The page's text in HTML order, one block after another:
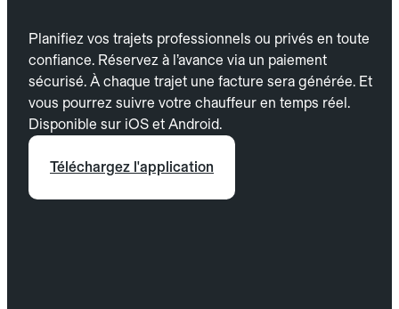
Planifiez vos trajets professionnels ou privés en toute
confiance. Réservez à l’avance via un paiement
sécurisé. À chaque trajet une facture sera générée. Et
vous pourrez suivre votre chauffeur en temps réel.
Disponible sur iOS et Android.
Téléchargez l'application